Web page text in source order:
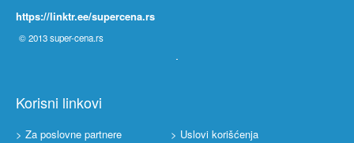
https://linktr.ee/supercena.rs
© 2013super-cena.rs
Korisni linkovi
> Za poslovne partnere
> Uslovi korišćenja